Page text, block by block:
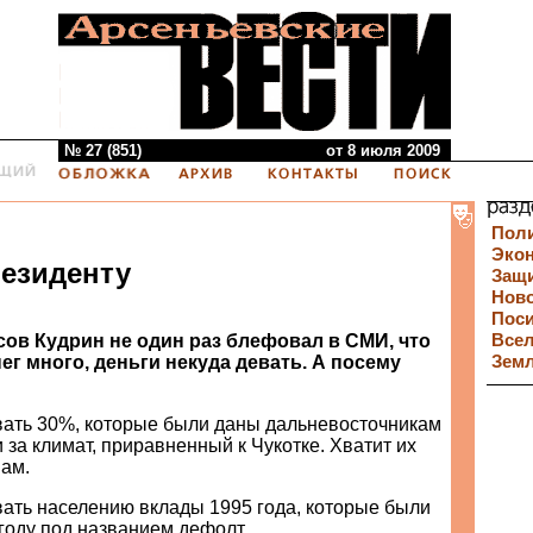
№ 27 (851) от 8 июля 2009
Кудрин не один раз блефовал в СМИ, что
много, деньги некуда девать. А посему
30%, которые были даны дальневосточникам
за климат, приравненный к Чукотке. Хватит их
населению вклады 1995 года, которые были
под названием дефолт.